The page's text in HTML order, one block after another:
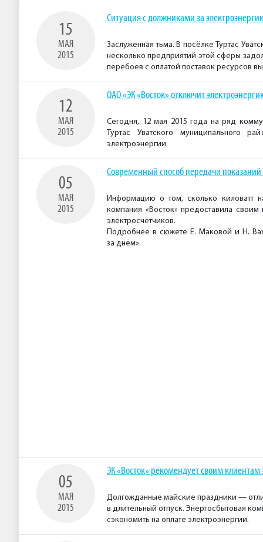
15
МАЯ
2015
Ситуация с должниками за
Заслуженная тьма. В посёлке Туртас
несколько предприятий этой сферы
перебоев с оплатой поставок ресурсов
12
МАЯ
2015
ОАО «ЭК «Восток» отключит
Сегодня, 12 мая 2015 года на ряд
Туртас Уватского муниципального
электроэнергии.
05
МАЯ
2015
Современный способ передачи
Информацию о том, сколько киловатт
компания «Восток» предоставила
электросчетчиков.
Подробнее в сюжете Е. Маковой и Н.
за днём».
05
МАЯ
2015
ЭК «Восток» рекомендует своим
Долгожданные майские праздники —
в длительный отпуск. Энергосбытовая
сэкономить на оплате электроэнергии.